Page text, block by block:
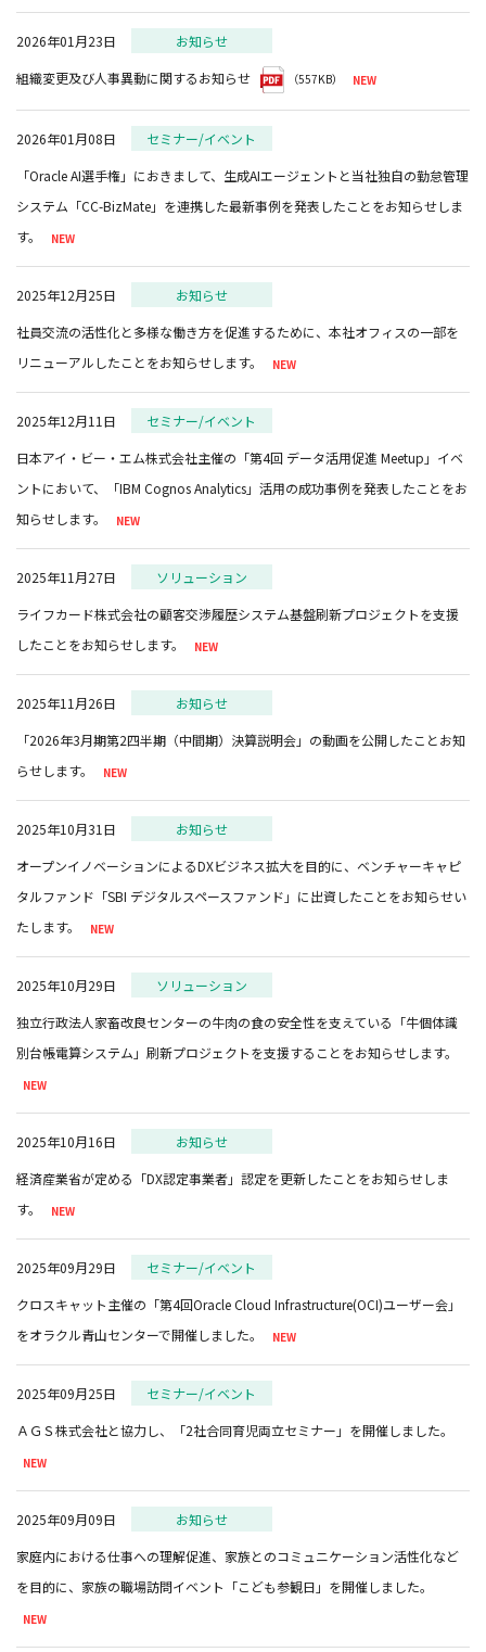
2026年01月23日
お知らせ
組織変更及び人事異動に関するお知らせ
（557KB）
2026年01月08日
セミナー/イベント
「Oracle AI選手権」におきまして、生成AIエージェントと当社独自の勤怠管理
システム「CC-BizMate」を連携した最新事例を発表したことをお知らせしま
す。
2025年12月25日
お知らせ
社員交流の活性化と多様な働き方を促進するために、本社オフィスの一部を
リニューアルしたことをお知らせします。
2025年12月11日
セミナー/イベント
日本アイ・ビー・エム株式会社主催の「第4回 データ活用促進 Meetup」イベ
ントにおいて、「IBM Cognos Analytics」活用の成功事例を発表したことをお
知らせします。
2025年11月27日
ソリューション
ライフカード株式会社の顧客交渉履歴システム基盤刷新プロジェクトを支援
したことをお知らせします。
2025年11月26日
お知らせ
「2026年3月期第2四半期（中間期）決算説明会」の動画を公開したことお知
らせします。
2025年10月31日
お知らせ
オープンイノベーションによるDXビジネス拡大を目的に、ベンチャーキャピ
タルファンド「SBI デジタルスペースファンド」に出資したことをお知らせい
たします。
2025年10月29日
ソリューション
独立行政法人家畜改良センターの牛肉の食の安全性を支えている「牛個体識
別台帳電算システム」刷新プロジェクトを支援することをお知らせします。
2025年10月16日
お知らせ
経済産業省が定める「DX認定事業者」認定を更新したことをお知らせしま
す。
2025年09月29日
セミナー/イベント
クロスキャット主催の「第4回Oracle Cloud Infrastructure(OCI)ユーザー会」
をオラクル青山センターで開催しました。
2025年09月25日
セミナー/イベント
2025年09月09日
お知らせ
家庭内における仕事への理解促進、家族とのコミュニケーション活性化など
を目的に、家族の職場訪問イベント「こども参観日」を開催しました。